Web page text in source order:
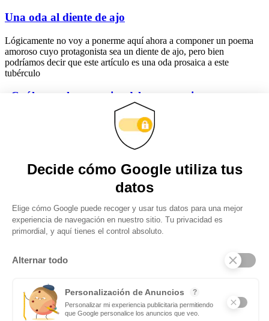
Una oda al diente de ajo
Lógicamente no voy a ponerme aquí ahora a componer un poema
amoroso cuyo protagonista sea un diente de ajo, pero bien
podríamos decir que este artículo es una oda prosaica a este
tubérculo
¿Cuáles son las ventajas del entrenamiento
Son muchas las personas que piensan que el personal trainer es una
figura totalmente innecesario producto de las modas y cuyos
nada más lejos
Obtenga actualizaciones y manténgase
conectado: suscríbase a nuestro boletín